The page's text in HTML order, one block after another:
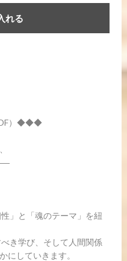
れる
）◆◆◆
」と「魂のテーマ」を紐
き学び、そして人間関係
にしていきます。